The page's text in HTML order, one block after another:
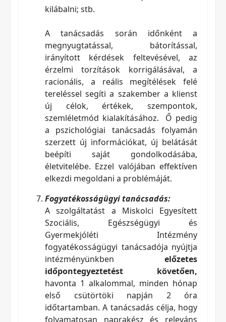
kilábalni; stb.
A tanácsadás során időnként a
megnyugtatással, bátorítással,
irányított kérdések feltevésével, az
érzelmi torzítások korrigálásával, a
racionális, a reális megítélések felé
tereléssel segíti a szakember a klienst
új célok, értékek, szempontok,
szemléletmód kialakításához. Ő pedig
a pszichológiai tanácsadás folyamán
szerzett új információkat, új belátását
beépíti saját gondolkodásába,
életvitelébe. Ezzel valójában effektíven
elkezdi megoldani a problémáját.
Fogyatékosságügyi tanácsadás:
A szolgáltatást a Miskolci Egyesített
Szociális, Egészségügyi és
Gyermekjóléti Intézmény
fogyatékosságügyi tanácsadója nyújtja
intézményünkben előzetes
időpontegyeztetést követően,
havonta 1 alkalommal, minden hónap
első csütörtöki napján 2 óra
időtartamban. A tanácsadás célja, hogy
folyamatosan naprakész és releváns